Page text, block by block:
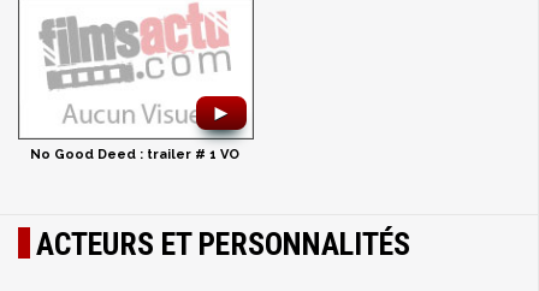
►
No Good Deed : trailer # 1 VO
ACTEURS ET PERSONNALITÉS